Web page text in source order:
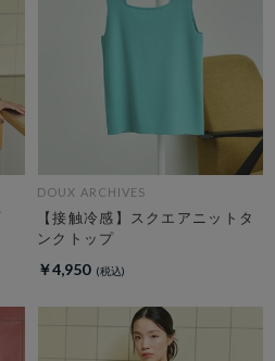
DOUX ARCHIVES
【接触冷感】スクエアニットタ
ンクトップ
￥4,950